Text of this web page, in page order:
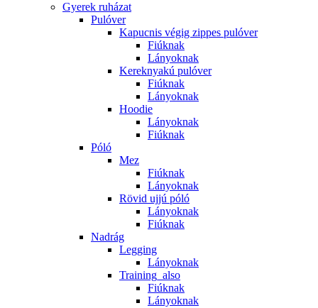
Gyerek ruházat
Pulóver
Kapucnis végig zippes pulóver
Fiúknak
Lányoknak
Kereknyakú pulóver
Fiúknak
Lányoknak
Hoodie
Lányoknak
Fiúknak
Póló
Mez
Fiúknak
Lányoknak
Rövid ujjú póló
Lányoknak
Fiúknak
Nadrág
Legging
Lányoknak
Training_also
Fiúknak
Lányoknak